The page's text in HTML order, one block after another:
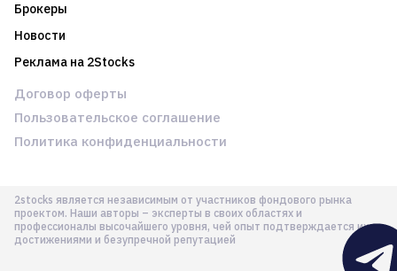
Брокеры
Новости
Реклама на 2Stocks
2stocks является независимым от участников фондового рынка
проектом. Наши авторы – эксперты в своих областях и
профессионалы высочайшего уровня, чей опыт подтверждается их
достижениями и безупречной репутацией
Договор оферты
Пользовательское соглашение
Политика конфиденциальности